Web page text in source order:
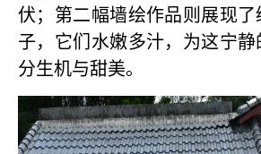
伏；第二幅墙绘作品则展现
子，它们水嫩多汁，为这宁
分生机与甜美。